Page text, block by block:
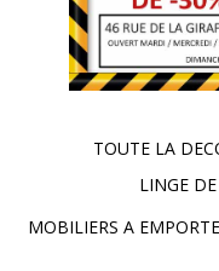
TOUTE LA
LINGE
MOBILIERS A